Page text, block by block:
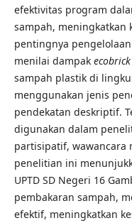
efektivitas program
sampah, meningkatkan
pentingnya
menilai dampak ecobrick
sampah plastik di
menggunakan jenis
pendekatan deskriptif.
digunakan dalam
partisipatif, wawancara
penelitian ini
UPTD SD Negeri 16
pembakaran sampah,
efektif, meningkatkan